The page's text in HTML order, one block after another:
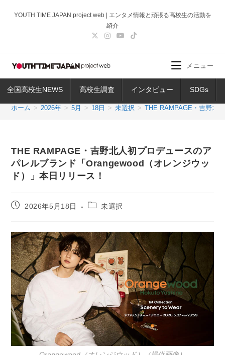
ス
ッ
YOUTH TIME JAPAN project web | エンタメ情報と頑張る高校生の活動を
紹介
全国高校生NEWS 高校生調査 インタビュー SDGs
メニュー
ホーム > 2026年 > 5月 > 18日 > 未選択 > THE RAMPAGE・吉野北
THE RAMPAGE・吉野北人初プロデュースのア
パレルブランド「Orangewood（オレンジウッ
ド）」本日リリース！
投
開
日:
2026年5月18日
投
テ
ゴ
リ
ー:
未選択